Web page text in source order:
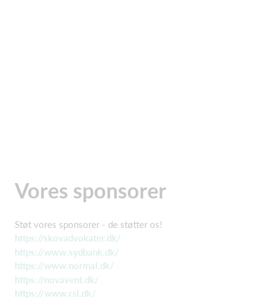
Vores sponsorer
Støt vores sponsorer - de støtter os!
https://skovadvokater.dk/
https://www.sydbank.dk/
https://www.normal.dk/
https://novavent.dk/
https://www.rsl.dk/